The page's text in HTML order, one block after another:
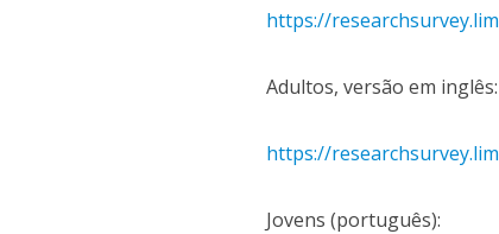
https://
Adultos, versão em inglês:
https://
Jovens (português):